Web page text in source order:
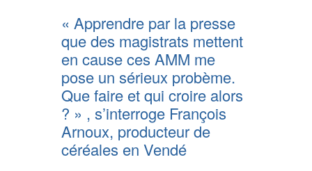
« Apprendre par la presse
que des magistrats mettent
en cause ces AMM me
pose un sérieux probème.
Que faire et qui croire alors
? » , s’interroge François
Arnoux, producteur de
céréales en Vendé